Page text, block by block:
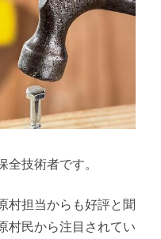
技術者です。
村担当からも好評と聞
村民から注目されてい